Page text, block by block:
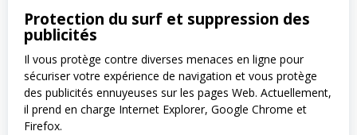
Protection du surf et suppression des
publicités
Il vous protège contre diverses menaces en ligne pour
sécuriser votre expérience de navigation et vous protège
des publicités ennuyeuses sur les pages Web. Actuellement,
il prend en charge Internet Explorer, Google Chrome et
Firefox.